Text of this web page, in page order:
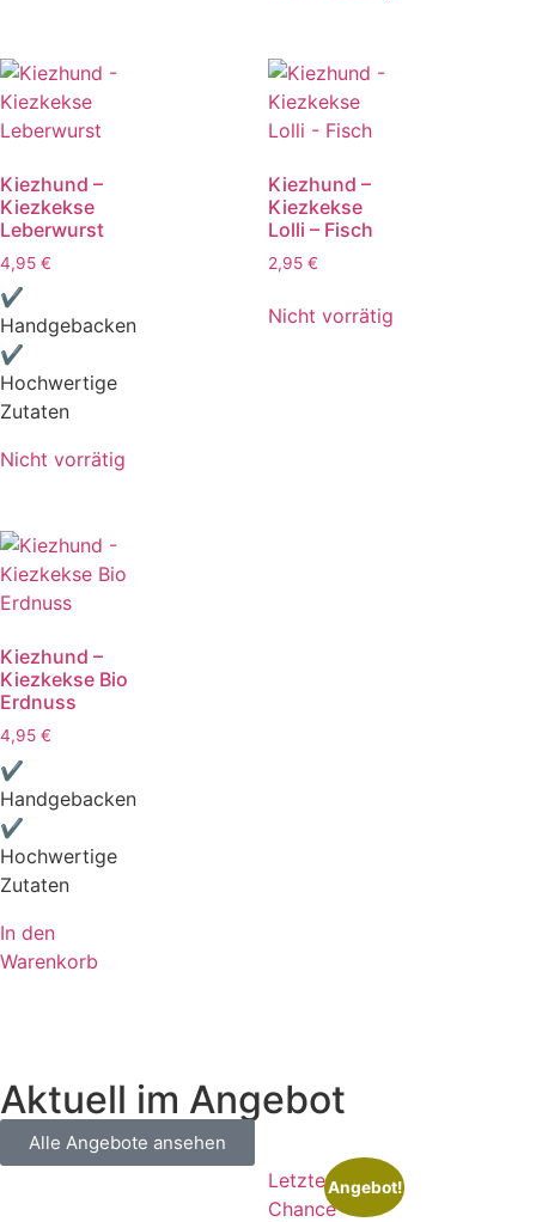
Kiezhund –
Kiezkekse
Leberwurst
4,95 €
✔
Handgebacken
✔
Hochwertige
Zutaten
Nicht vorrätig
Kiezhund –
Kiezkekse
Lolli – Fisch
2,95 €
Nicht vorrätig
Kiezhund –
Kiezkekse Bio
Erdnuss
4,95 €
✔
Handgebacken
✔
Hochwertige
Zutaten
In den
Warenkorb
Aktuell im Angebot
Alle Angebote ansehen
Letzte
Chance
Angebot!